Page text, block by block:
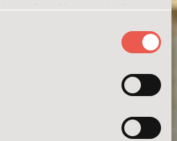
Ihrer Nutzung der Dienste
Impressum